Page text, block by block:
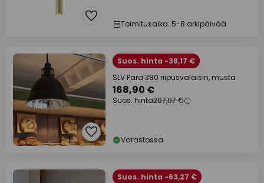
Toimitusaika: 5-8 arkipäivää
Suos. hinta -38,17 €
SLV Para 380 riipusvalaisin, musta
168,90 €
Suos. hinta207,07 €
Varastossa
Suos. hinta -63,27 €